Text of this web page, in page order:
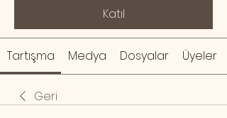
Katıl
Tartışma Medya Dosyalar Üyeler
Geri